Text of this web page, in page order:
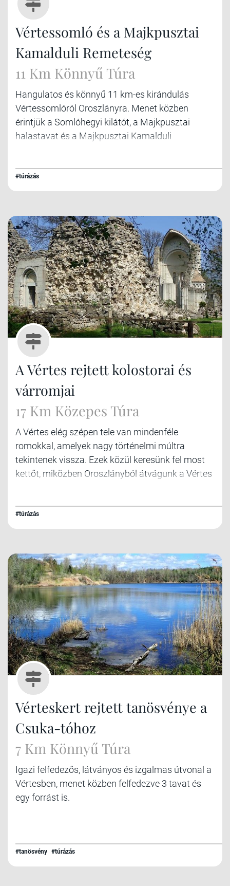
Vértessomló és a Majkpusztai
Kamalduli Remeteség
11 Km Könnyű Túra
Hangulatos és könnyű 11 km-es kirándulás
Vértessomlóról Oroszlányra. Menet közben
érintjük a Somlóhegyi kilátót, a Majkpusztai
halastavat és a Majkpusztai Kamalduli
#túrázás
A Vértes rejtett kolostorai és
várromjai
17 Km Közepes Túra
A Vértes elég szépen tele van mindenféle
romokkal, amelyek nagy történelmi múltra
tekintenek vissza. Ezek közül keresünk fel most
kettőt, miközben Oroszlányból átvágunk a Vértes
#túrázás
Vérteskert rejtett tanösvénye a
Csuka-tóhoz
7 Km Könnyű Túra
Igazi felfedezős, látványos és izgalmas útvonal a
Vértesben, menet közben felfedezve 3 tavat és
egy forrást is.
#tanösvény #túrázás